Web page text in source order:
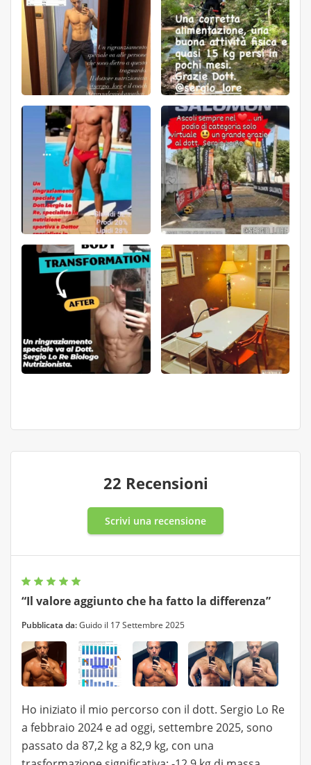
22 Recensioni
Scrivi una recensione
“Il valore aggiunto che ha fatto la differenza”
Pubblicata da:Guido il 17 Settembre 2025
Ho iniziato il mio percorso con il dott. Sergio Lo Re
a febbraio 2024 e ad oggi, settembre 2025, sono
passato da 87,2 kg a 82,9 kg, con una